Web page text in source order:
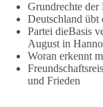
für Europa,
klares Bekenntnis
die Forderung, der
Und wo war der
Grundrechte
Deutschland übt
Partei dieBasis
August in
Woran erkennt
und Frieden